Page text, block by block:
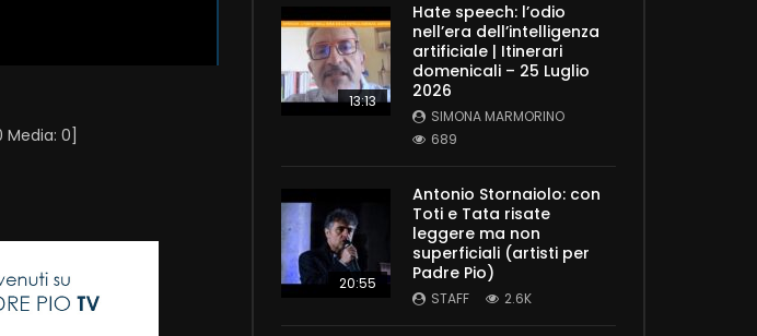
Media: 0
13:13
Hate speech: l’odio
nell’era dell’intelligenza
artificiale | Itinerari
domenicali – 25 Luglio
2026
SIMONA MARMORINO
689
20:55
Antonio Stornaiolo: con
Toti e Tata risate
leggere ma non
superficiali (artisti per
Padre Pio)
STAFF 2.6K